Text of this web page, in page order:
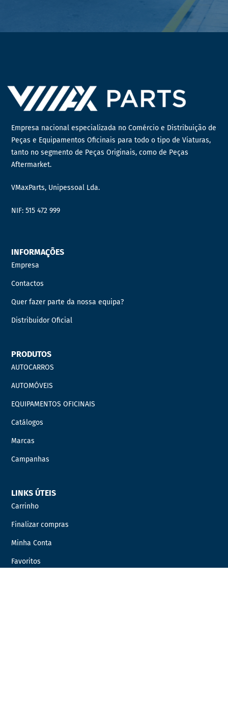
Empresa nacional especializada no Comércio e Distribuição de
Peças e Equipamentos Oficinais para todo o tipo de Viaturas,
tanto no segmento de Peças Originais, como de Peças
Aftermarket.
VMaxParts, Unipessoal Lda.
NIF: 515 472 999
INFORMAÇÕES
Empresa
Contactos
Quer fazer parte da nossa equipa?
Distribuidor Oficial
PRODUTOS
AUTOCARROS
AUTOMÓVEIS
EQUIPAMENTOS OFICINAIS
Catálogos
Marcas
Campanhas
LINKS ÚTEIS
Carrinho
Finalizar compras
Minha Conta
Favoritos